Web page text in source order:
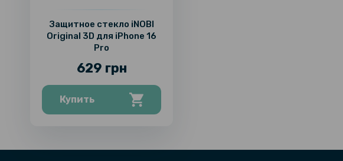
Защитное стекло iNOBI
Original 3D для iPhone 16
Pro
629 грн
Купить